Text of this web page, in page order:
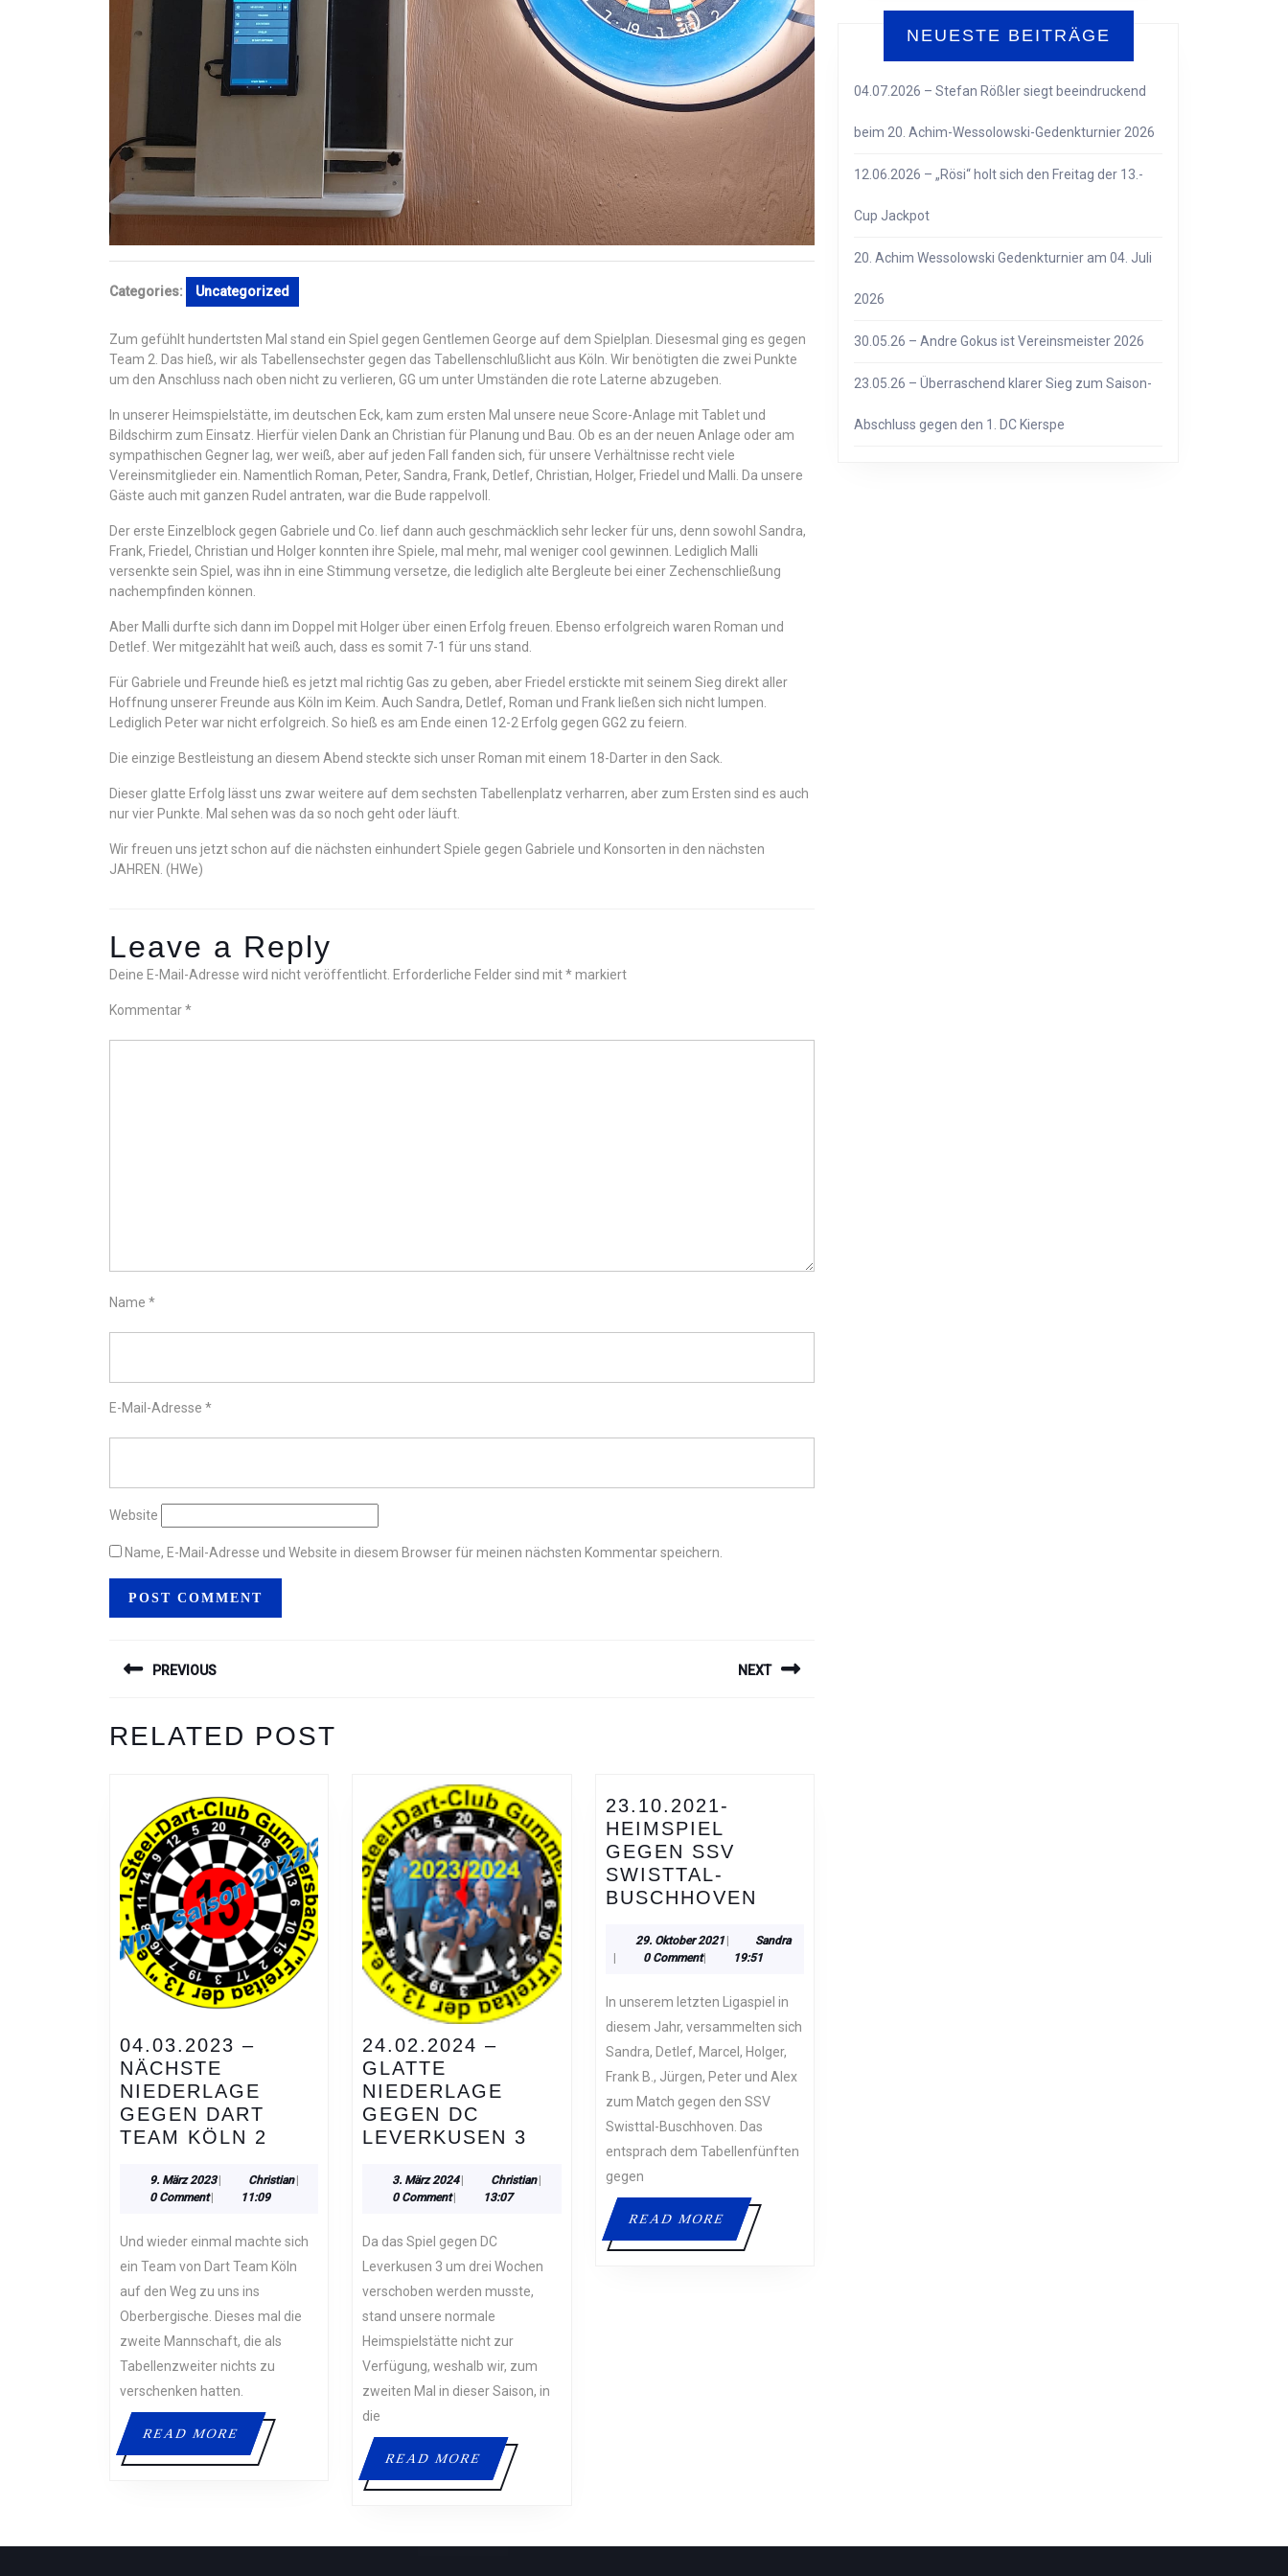
Categories: Uncategorized
Zum gefühlt hundertsten Mal stand ein Spiel gegen Gentlemen George auf dem Spielplan. Diesesmal ging es gegen
Team 2. Das hieß, wir als Tabellensechster gegen das Tabellenschlußlicht aus Köln. Wir benötigten die zwei Punkte
um den Anschluss nach oben nicht zu verlieren, GG um unter Umständen die rote Laterne abzugeben.
In unserer Heimspielstätte, im deutschen Eck, kam zum ersten Mal unsere neue Score-Anlage mit Tablet und
Bildschirm zum Einsatz. Hierfür vielen Dank an Christian für Planung und Bau. Ob es an der neuen Anlage oder am
sympathischen Gegner lag, wer weiß, aber auf jeden Fall fanden sich, für unsere Verhältnisse recht viele
Vereinsmitglieder ein. Namentlich Roman, Peter, Sandra, Frank, Detlef, Christian, Holger, Friedel und Malli. Da unsere
Gäste auch mit ganzen Rudel antraten, war die Bude rappelvoll.
Der erste Einzelblock gegen Gabriele und Co. lief dann auch geschmäcklich sehr lecker für uns, denn sowohl Sandra,
Frank, Friedel, Christian und Holger konnten ihre Spiele, mal mehr, mal weniger cool gewinnen. Lediglich Malli
versenkte sein Spiel, was ihn in eine Stimmung versetze, die lediglich alte Bergleute bei einer Zechenschließung
nachempfinden können.
Aber Malli durfte sich dann im Doppel mit Holger über einen Erfolg freuen. Ebenso erfolgreich waren Roman und
Detlef. Wer mitgezählt hat weiß auch, dass es somit 7-1 für uns stand.
Für Gabriele und Freunde hieß es jetzt mal richtig Gas zu geben, aber Friedel erstickte mit seinem Sieg direkt aller
Hoffnung unserer Freunde aus Köln im Keim. Auch Sandra, Detlef, Roman und Frank ließen sich nicht lumpen.
Lediglich Peter war nicht erfolgreich. So hieß es am Ende einen 12-2 Erfolg gegen GG2 zu feiern.
Die einzige Bestleistung an diesem Abend steckte sich unser Roman mit einem 18-Darter in den Sack.
Dieser glatte Erfolg lässt uns zwar weitere auf dem sechsten Tabellenplatz verharren, aber zum Ersten sind es auch
nur vier Punkte. Mal sehen was da so noch geht oder läuft.
Wir freuen uns jetzt schon auf die nächsten einhundert Spiele gegen Gabriele und Konsorten in den nächsten
JAHREN. (HWe)
Leave a Reply
Deine E-Mail-Adresse wird nicht veröffentlicht. Erforderliche Felder sind mit*markiert
Kommentar*
Name *
E-Mail-Adresse *
Website
Name, E-Mail-Adresse und Website in diesem Browser für meinen nächsten Kommentar speichern.
PREVIOUS
post:
NEXT
RELATED POST
04.03.2023 –
NÄCHSTE
NIEDERLAGE
GEGEN DART
TEAM KÖLN 2 04.03.2023
NÄCHSTE
NIEDERLAGE
DART
TEAM
2
9. März 20239.| ChristianChristian
|
0 Comment| 11:09
Und wieder einmal machte sich
ein Team von Dart Team Köln
auf den Weg zu uns ins
Oberbergische. Dieses mal die
zweite Mannschaft, die als
Tabellenzweiter nichts zu
verschenken hatten.
READ MOREREAD
MORE
24.02.2024 –
GLATTE
NIEDERLAGE
GEGEN DC
LEVERKUSEN 3 24.02.2024
GLATTE
NIEDERLAGE
GEGEN
LEVERKUSEN
3
3. März 20243.| ChristianChristian
|
0 Comment| 13:07
Da das Spiel gegen DC
Leverkusen 3 um drei Wochen
verschoben werden musste,
stand unsere normale
Heimspielstätte nicht zur
Verfügung, weshalb wir, zum
zweiten Mal in dieser Saison, in
die
READ MOREREAD
MORE
23.10.2021-
HEIMSPIEL
GEGEN SSV
SWISTTAL-
BUSCHHOVEN
GEGEN
SSV
BUSCHHOVEN
29. Oktober 202129.
Oktober
| SandraSandra
|
0 Comment| 19:51
diesem Jahr, versammelten sich
Sandra, Detlef, Marcel, Holger,
Frank B., Jürgen, Peter und Alex
zum Match gegen den SSV
Swisttal-Buschhoven. Das
entsprach dem Tabellenfünften
gegen
READ MOREREAD
MORE
NEUESTE BEITRÄGE
04.07.2026 – Stefan Rößler siegt beeindruckend
beim 20. Achim-Wessolowski-Gedenkturnier 2026
12.06.2026 – „Rösi“ holt sich den Freitag der 13.-
Cup Jackpot
20. Achim Wessolowski Gedenkturnier am 04. Juli
2026
30.05.26 – Andre Gokus ist Vereinsmeister 2026
23.05.26 – Überraschend klarer Sieg zum Saison-
Abschluss gegen den 1. DC Kierspe